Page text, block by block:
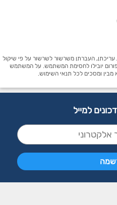
העברתן משרשור לשרשור על פי שיקול
יובילו לחסימת המשתמש. על המשתמש
מבין ומסכים לכל תנאי השימוש.
למייל